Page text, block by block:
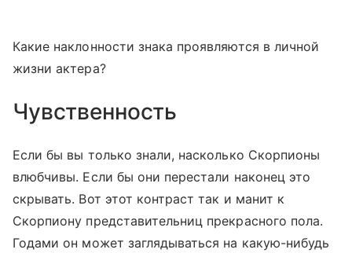
Какие наклонности знака проявляются в личной
жизни актера?
Чувственность
Если бы вы только знали, насколько Скорпионы
влюбчивы. Если бы они перестали наконец это
скрывать. Вот этот контраст так и манит к
Скорпиону представительниц прекрасного пола.
Годами он может заглядываться на какую-нибудь